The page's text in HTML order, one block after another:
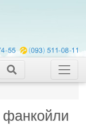
фанкойли